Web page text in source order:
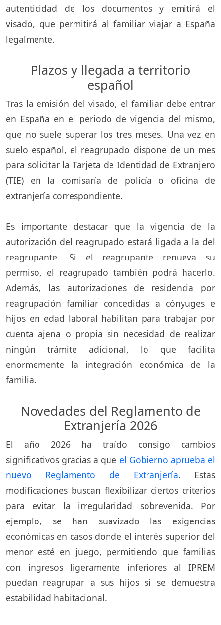
autenticidad de los documentos y emitirá el
visado, que permitirá al familiar viajar a España
legalmente.
Plazos y llegada a territorio
español
Tras la emisión del visado, el familiar debe entrar
en España en el periodo de vigencia del mismo,
que no suele superar los tres meses. Una vez en
suelo español, el reagrupado dispone de un mes
para solicitar la Tarjeta de Identidad de Extranjero
(TIE) en la comisaría de policía o oficina de
extranjería correspondiente.
Es importante destacar que la vigencia de la
autorización del reagrupado estará ligada a la del
reagrupante. Si el reagrupante renueva su
permiso, el reagrupado también podrá hacerlo.
Además, las autorizaciones de residencia por
reagrupación familiar concedidas a cónyuges e
hijos en edad laboral habilitan para trabajar por
cuenta ajena o propia sin necesidad de realizar
ningún trámite adicional, lo que facilita
enormemente la integración económica de la
familia.
Novedades del Reglamento de
Extranjería 2026
El año 2026 ha traído consigo cambios
significativos gracias a que el Gobierno aprueba el
nuevo Reglamento de Extranjería. Estas
modificaciones buscan flexibilizar ciertos criterios
para evitar la irregularidad sobrevenida. Por
ejemplo, se han suavizado las exigencias
económicas en casos donde el interés superior del
menor esté en juego, permitiendo que familias
con ingresos ligeramente inferiores al IPREM
puedan reagrupar a sus hijos si se demuestra
estabilidad habitacional.